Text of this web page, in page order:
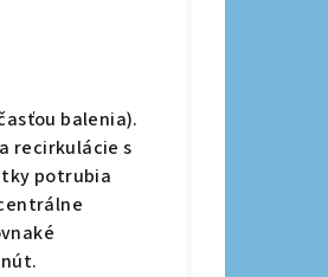
balenia).
recirkulácie s
potrubia